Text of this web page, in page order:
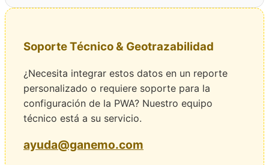
Soporte Técnico & Geotrazabilidad
¿Necesita integrar estos datos en un reporte
personalizado o requiere soporte para la
configuración de la PWA? Nuestro equipo
técnico está a su servicio.
ayuda@ganemo.com